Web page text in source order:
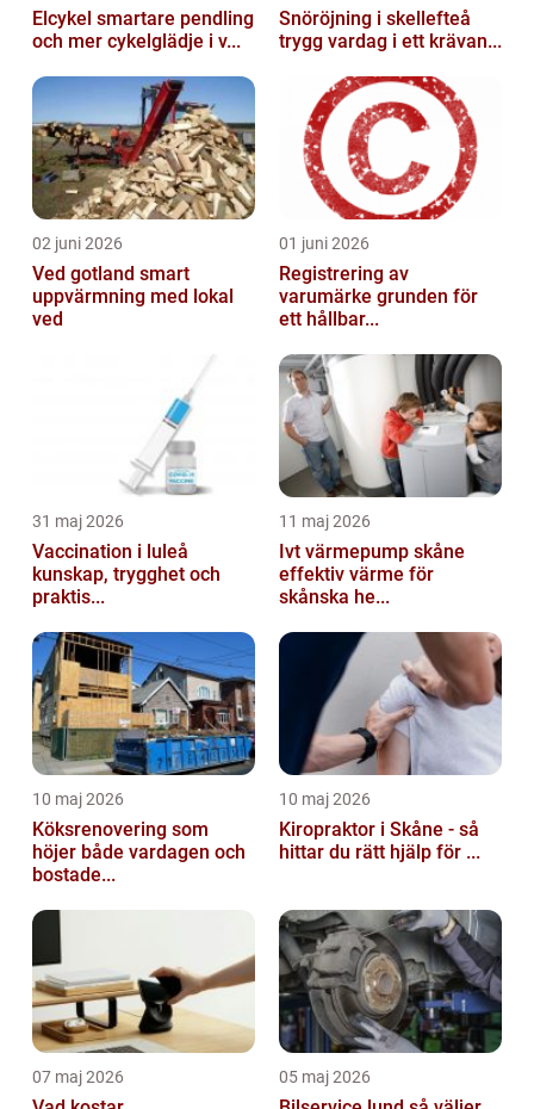
Elcykel smartare pendling
och mer cykelglädje i v...
Snöröjning i skellefteå
trygg vardag i ett krävan...
02 juni 2026
Ved gotland smart
uppvärmning med lokal
ved
01 juni 2026
Registrering av
varumärke grunden för
ett hållbar...
31 maj 2026
Vaccination i luleå
kunskap, trygghet och
praktis...
11 maj 2026
Ivt värmepump skåne
effektiv värme för
skånska he...
10 maj 2026
Köksrenovering som
höjer både vardagen och
bostade...
10 maj 2026
Kiropraktor i Skåne - så
hittar du rätt hjälp för ...
07 maj 2026 05 maj 2026